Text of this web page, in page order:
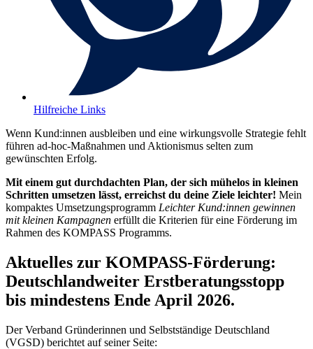
Hilfreiche Links
Wenn Kund:innen ausbleiben und eine wirkungsvolle Strategie fehlt
führen ad-hoc-Maßnahmen und Aktionismus selten zum
gewünschten Erfolg.
Mit einem gut durchdachten Plan, der sich mühelos in kleinen
Schritten umsetzen lässt, erreichst du deine Ziele leichter! Mein
kompaktes Umsetzungsprogramm Leichter Kund:innen gewinnen
mit kleinen Kampagnen erfüllt die Kriterien für eine Förderung im
Rahmen des KOMPASS Programms.
Aktuelles zur KOMPASS-Förderung:
Deutschlandweiter Erstberatungsstopp
bis mindestens Ende April 2026.
Der Verband Gründerinnen und Selbstständige Deutschland
(VGSD) berichtet auf seiner Seite: